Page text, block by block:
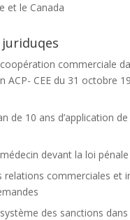
et le Canada
juriduqes
coopération commerciale
ACP- CEE du 31 octobre
de 10 ans d’application
médecin devant la loi pénale
relations commerciales et
système des sanctions